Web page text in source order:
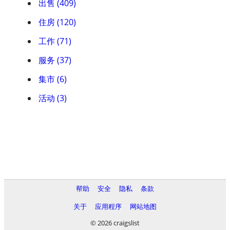
出售 (409)
住房 (120)
工作 (71)
服务 (37)
集市 (6)
活动 (3)
帮助 安全 隐私
条款
关于
应用程序
网站地图
© 2026 craigslist